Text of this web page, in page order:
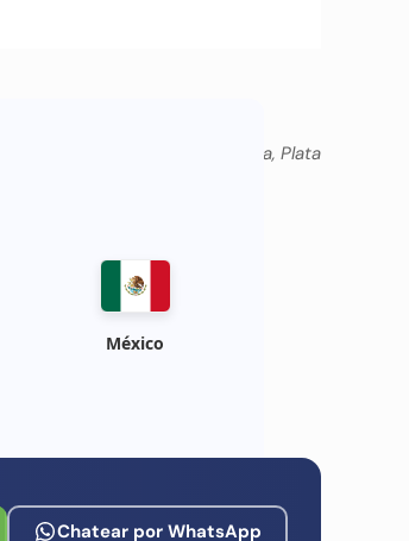
Gris espacial, Marina, Plata
México
Chatear por WhatsApp